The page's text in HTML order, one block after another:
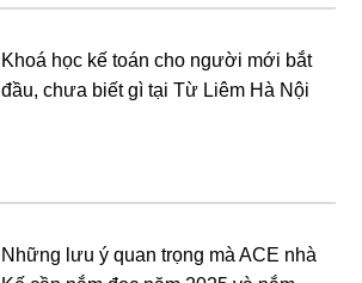
Khoá học kế toán cho người mới bắt
đầu, chưa biết gì tại Từ Liêm Hà Nội
Những lưu ý quan trọng mà ACE nhà